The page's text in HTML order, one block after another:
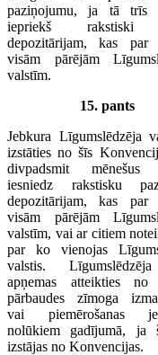
paziņojumu, ja tā trīs
iepriekš rakstiski
depozitārijam, kas
visām pārējām
valstīm.
15. pants
Jebkura Līgumslēdzēja
izstāties no šīs
divpadsmit mēnešus
iesniedz rakstisku
depozitārijam, kas
visām pārējām
valstīm, vai ar citiem
par ko vienojas
valstis.
apņemas atteikties no
pārbaudes zīmoga
vai piemērošanas
nolūkiem gadījumā, ja
izstājas no Konvencijas.